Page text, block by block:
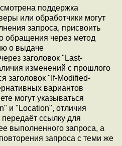
поддержка
или обработчики могут
запроса, присвоить
обращения через метод
о выдаче
заголовок "Last-
изменений с прошлого
заголовок "If-Modified-
вариантов
могут указываться
и "Location", отличия
ссылку для
выполненного запроса, а
запроса с теми же